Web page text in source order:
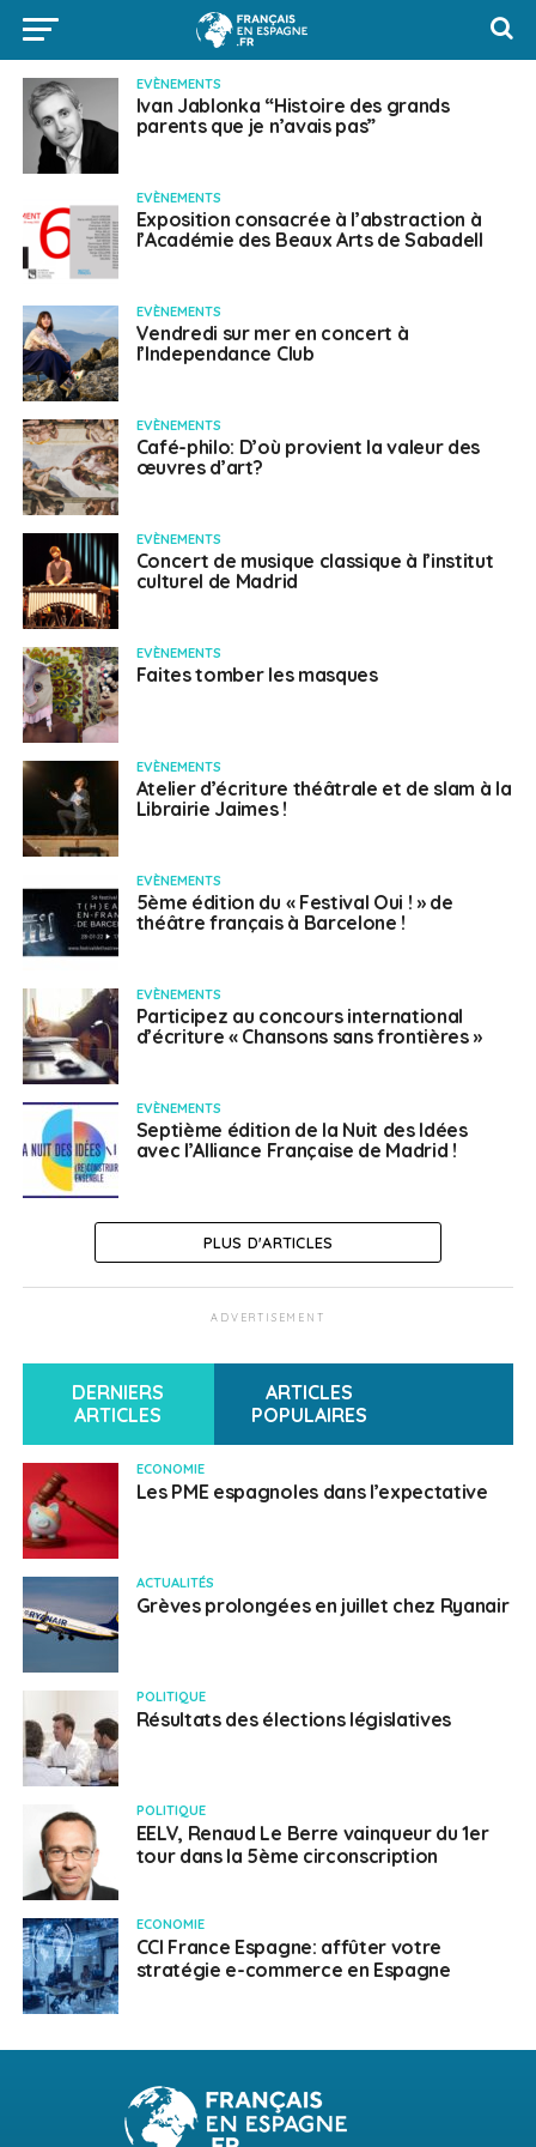
EVÈNEMENTS
Ivan Jablonka “Histoire des grands
parents que je n’avais pas”
EVÈNEMENTS
Exposition consacrée à l’abstraction à
l’Académie des Beaux Arts de Sabadell
EVÈNEMENTS
Vendredi sur mer en concert à
l’Independance Club
EVÈNEMENTS
Café-philo: D’où provient la valeur des
œuvres d’art?
EVÈNEMENTS
Concert de musique classique à l’institut
culturel de Madrid
EVÈNEMENTS
Faites tomber les masques
EVÈNEMENTS
Atelier d’écriture théâtrale et de slam à la
Librairie Jaimes !
EVÈNEMENTS
5ème édition du « Festival Oui ! » de
théâtre français à Barcelone !
EVÈNEMENTS
Participez au concours international
d’écriture « Chansons sans frontières »
EVÈNEMENTS
Septième édition de la Nuit des Idées
avec l’Alliance Française de Madrid !
PLUS D'ARTICLES
ADVERTISEMENT
DERNIERS
ARTICLES
ARTICLES
POPULAIRES
ECONOMIE
Les PME espagnoles dans l’expectative
ACTUALITÉS
Grèves prolongées en juillet chez Ryanair
POLITIQUE
Résultats des élections législatives
POLITIQUE
EELV, Renaud Le Berre vainqueur du 1er
tour dans la 5ème circonscription
ECONOMIE
CCI France Espagne: affûter votre
stratégie e-commerce en Espagne